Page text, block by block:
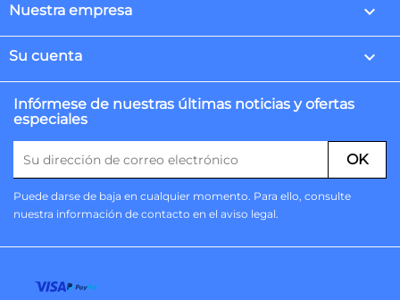
Nuestra empresa 
Su cuenta 
Infórmese de nuestras últimas noticias y ofertas
especiales
Puede darse de baja en cualquier momento. Para ello, consulte
nuestra información de contacto en el aviso legal.